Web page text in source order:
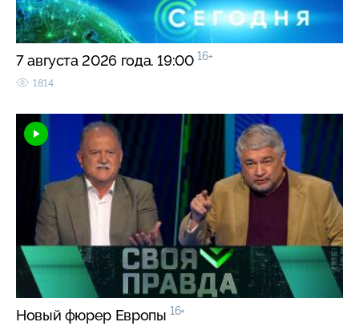
7 августа 2026 года. 19:00 16+
1814
Новый фюрер Европы 16+